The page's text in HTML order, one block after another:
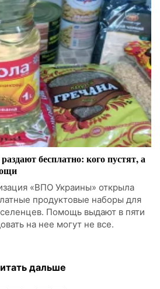
бесплатно: кого пустят, а
«ВПО Украины» открыла
продуктовые наборы для
Помощь выдают в пяти
на нее могут не все.
дальше